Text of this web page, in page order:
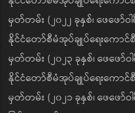
မှတ်တမ်း (၂၀၂၂ ခုနှစ်၊ ဖေဖော်ဝ
နိုင်ငံတော်စီမံအုပ်ချုပ်ရေးကော
မှတ်တမ်း (၂၀၂၃ ခုနှစ်၊ ဖေဖော်ဝ
နိုင်ငံတော်စီမံအုပ်ချုပ်ရေးက
မှတ်တမ်း (၂၀၂၁ ခုနှစ်၊ ဖေဖော်